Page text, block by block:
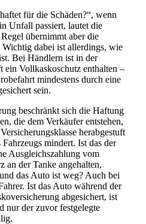
für die Schäden?“, wenn
Unfall passiert, lautet die
übernimmt aber die
Wichtig dabei ist allerdings, wie
Bei Händlern ist in der
ein Vollkaskoschutz enthalten –
mindestens durch eine
sein.
beschränkt sich die Haftung
die dem Verkäufer entstehen,
herabgestuft
mindert. Ist das der
Ausgleichszahlung vom
an der Tanke angehalten,
das Auto ist weg? Auch bei
Ist das Auto während der
abgesichert, ist
nur der zuvor festgelegte